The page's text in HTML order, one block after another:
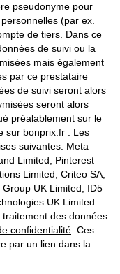
le contrat
réservés.
pseudonyme pour
(par ex.
de tiers. Dans ce
de suivi ou la
mais également
par ce prestataire
de suivi seront alors
seront alors
préalablement sur le
sur bonprix.fr . Les
suivantes: Meta
Limited, Pinterest
Limited, Criteo SA,
UK Limited, ID5
UK Limited.
traitement des données
confidentialité . Ces
par un lien dans la